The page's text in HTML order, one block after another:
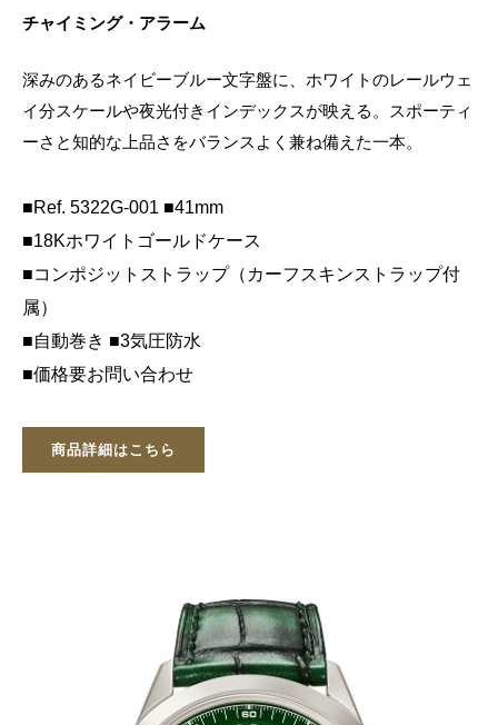
チャイミング・アラーム
深みのあるネイビーブルー文字盤に、ホワイトのレールウェ
イ分スケールや夜光付きインデックスが映える。スポーティ
ーさと知的な上品さをバランスよく兼ね備えた一本。
■Ref. 5322G-001 ■41mm
■18Kホワイトゴールドケース
■コンポジットストラップ（カーフスキンストラップ付
属）
■自動巻き ■3気圧防水
■価格要お問い合わせ
商品詳細はこちら